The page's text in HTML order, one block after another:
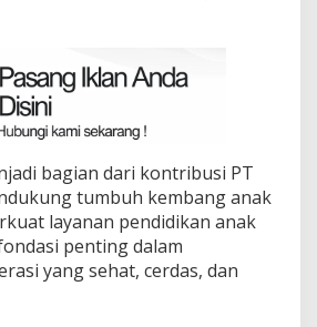
bagian dari kontribusi PT
tumbuh kembang anak
layanan pendidikan anak
penting dalam
yang sehat, cerdas, dan